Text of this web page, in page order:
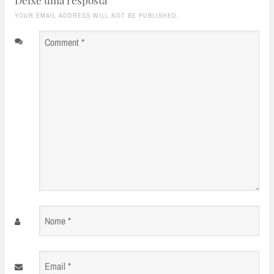
YOUR EMAIL ADDRESS WILL NOT BE PUBLISHED.
Comment
Nome
Email